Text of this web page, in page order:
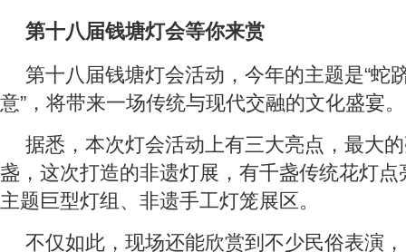
第十八届钱塘灯会等你来赏
第十八届钱塘灯会活动，今年的主题是“蛇
意”，将带来一场传统与现代交融的文化盛宴。
据悉，本次灯会活动上有三大亮点，最大
盏，这次打造的非遗灯展，有千盏传统花灯
主题巨型灯组、非遗手工灯笼展区。
不仅如此，现场还能欣赏到不少民俗表演